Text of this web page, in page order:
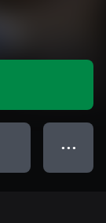
● ● ●